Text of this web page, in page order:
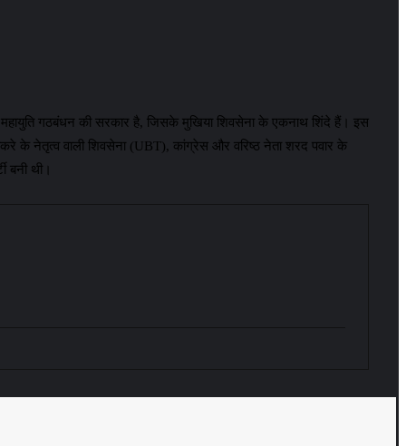
महायुति गठबंधन की सरकार है, जिसके मुखिया शिवसेना के एकनाथ शिंदे हैं। इस
के नेतृत्व वाली शिवसेना (UBT), कांग्रेस और वरिष्ठ नेता शरद पवार के
थी।